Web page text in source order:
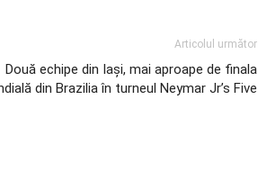
Articolul următor
Două echipe din Iași, mai aproape de finala
din Brazilia în turneul Neymar Jr’s Five